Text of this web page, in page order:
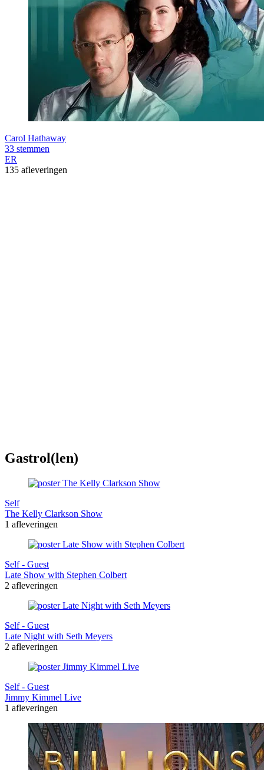
Carol Hathaway
33 stemmen
ER
135 afleveringen
Gastrol(len)
Self
The Kelly Clarkson Show
1 afleveringen
Self - Guest
Late Show with Stephen Colbert
2 afleveringen
Self - Guest
Late Night with Seth Meyers
2 afleveringen
Self - Guest
Jimmy Kimmel Live
1 afleveringen